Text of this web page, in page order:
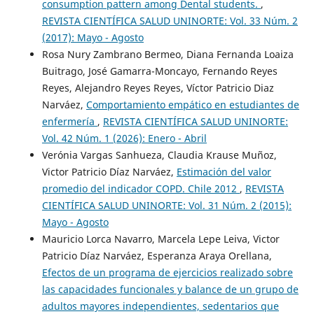
consumption pattern among Dental students. ,
REVISTA CIENTÍFICA SALUD UNINORTE: Vol. 33 Núm. 2
(2017): Mayo - Agosto
Rosa Nury Zambrano Bermeo, Diana Fernanda Loaiza
Buitrago, José Gamarra-Moncayo, Fernando Reyes
Reyes, Alejandro Reyes Reyes, Víctor Patricio Diaz
Narváez, Comportamiento empático en estudiantes de
enfermería , REVISTA CIENTÍFICA SALUD UNINORTE:
Vol. 42 Núm. 1 (2026): Enero - Abril
Verónia Vargas Sanhueza, Claudia Krause Muñoz,
Victor Patricio Díaz Narváez, Estimación del valor
promedio del indicador COPD. Chile 2012 , REVISTA
CIENTÍFICA SALUD UNINORTE: Vol. 31 Núm. 2 (2015):
Mayo - Agosto
Mauricio Lorca Navarro, Marcela Lepe Leiva, Victor
Patricio Díaz Narváez, Esperanza Araya Orellana,
Efectos de un programa de ejercicios realizado sobre
las capacidades funcionales y balance de un grupo de
adultos mayores independientes, sedentarios que